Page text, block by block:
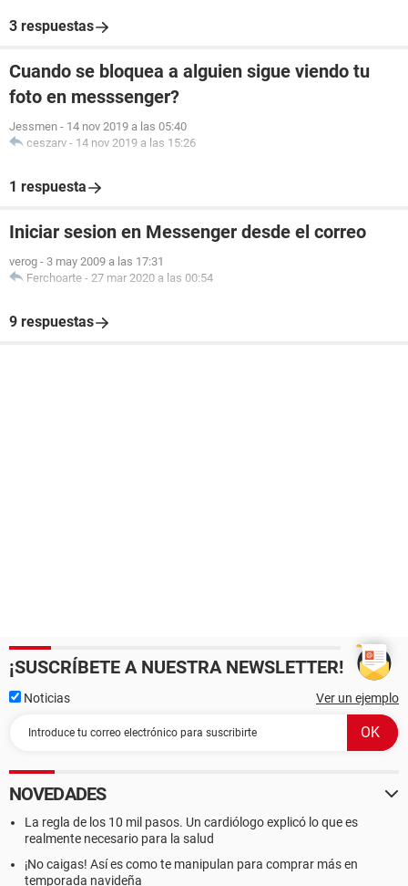
3 respuestas
Cuando se bloquea a alguien sigue viendo tu
foto en messsenger?
Jessmen - 14 nov 2019 a las 05:40
ceszarv - 14 nov 2019 a las 15:26
1 respuesta
Iniciar sesion en Messenger desde el correo
verog - 3 may 2009 a las 17:31
Ferchoarte - 27 mar 2020 a las 00:54
9 respuestas
¡SUSCRÍBETE A NUESTRA NEWSLETTER!
Noticias Ver un ejemplo
NOVEDADES
La regla de los 10 mil pasos. Un cardiólogo explicó lo que es
realmente necesario para la salud
¡No caigas! Así es como te manipulan para comprar más en
temporada navideña